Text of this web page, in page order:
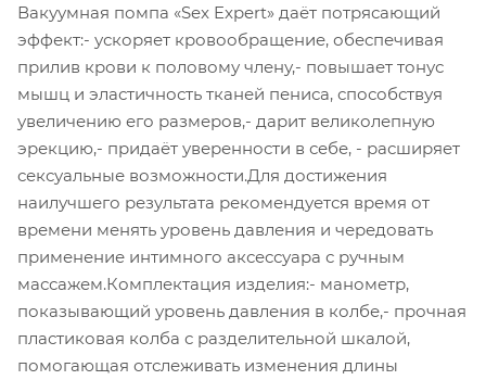
Вакуумная помпа «Sex Expert» даёт потрясающий
эффект:- ускоряет кровообращение, обеспечивая
прилив крови к половому члену,- повышает тонус
мышц и эластичность тканей пениса, способствуя
увеличению его размеров,- дарит великолепную
эрекцию,- придаёт уверенности в себе, - расширяет
сексуальные возможности.Для достижения
наилучшего результата рекомендуется время от
времени менять уровень давления и чередовать
применение интимного аксессуара с ручным
массажем.Комплектация изделия:- манометр,
показывающий уровень давления в колбе,- прочная
пластиковая колба с разделительной шкалой,
помогающая отслеживать изменения длины